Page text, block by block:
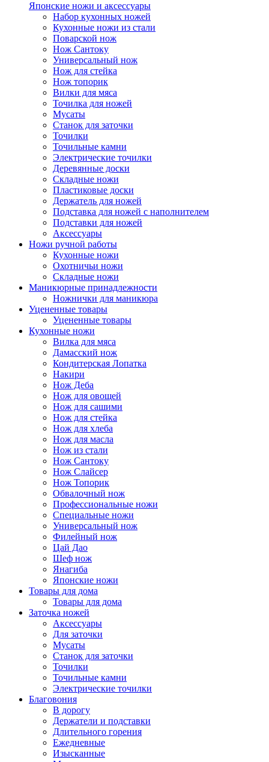
Японские ножи и аксессуары
Набор кухонных ножей
Кухонные ножи из стали
Поварской нож
Нож Сантоку
Универсальный нож
Нож для стейка
Нож топорик
Вилки для мяса
Точилка для ножей
Мусаты
Станок для заточки
Точилки
Точильные камни
Электрические точилки
Деревянные доски
Складные ножи
Пластиковые доски
Держатель для ножей
Подставка для ножей с наполнителем
Подставки для ножей
Аксессуары
Ножи ручной работы
Кухонные ножи
Охотничьи ножи
Складные ножи
Маникюрные принадлежности
Ножнички для маникюра
Уцененные товары
Уцененные товары
Кухонные ножи
Вилка для мяса
Дамасский нож
Кондитерская Лопатка
Накири
Нож Деба
Нож для овощей
Нож для сашими
Нож для стейка
Нож для хлеба
Нож для масла
Нож из стали
Нож Сантоку
Нож Слайсер
Нож Топорик
Обвалочный нож
Профессиональные ножи
Специальные ножи
Универсальный нож
Филейный нож
Цай Дао
Шеф нож
Янагиба
Японские ножи
Товары для дома
Товары для дома
Заточка ножей
Аксессуары
Для заточки
Мусаты
Станок для заточки
Точилки
Точильные камни
Электрические точилки
Благовония
В дорогу
Держатели и подставки
Длительного горения
Ежедневные
Изысканные